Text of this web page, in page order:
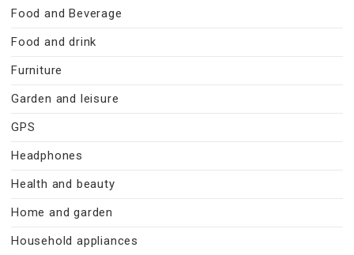
Food and Beverage
Food and drink
Furniture
Garden and leisure
GPS
Headphones
Health and beauty
Home and garden
Household appliances